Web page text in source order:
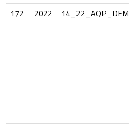
172
2022 14_22_AQP_DEM